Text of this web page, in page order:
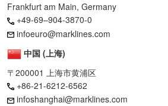
Frankfurt am Main, Germany
+49-69–904-3870-0
infoeuro@marklines.com
中国 (上海)
〒200001 上海市黄浦区
+86-21-6212-6562
infoshanghai@marklines.com